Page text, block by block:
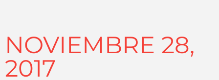
NOVIEMBRE 28,
2017